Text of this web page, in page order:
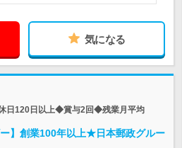
気になる
日120日以上◆賞与2回◆残業月平均
ー】創業100年以上★日本郵政グルー